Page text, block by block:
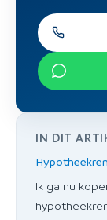
IN DIT
Ik ga nu